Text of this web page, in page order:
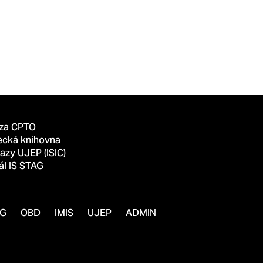
CPTO
knihovna
UJEP (ISIC)
IS STAG
OBD IMIS UJEP ADMIN